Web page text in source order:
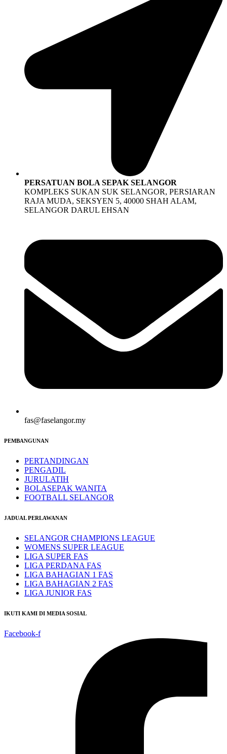
PERSATUAN BOLA SEPAK SELANGOR
KOMPLEKS SUKAN SUK SELANGOR, PERSIARAN
RAJA MUDA, SEKSYEN 5, 40000 SHAH ALAM,
SELANGOR DARUL EHSAN
fas@faselangor.my
PEMBANGUNAN
PERTANDINGAN
PENGADIL
JURULATIH
BOLASEPAK WANITA
FOOTBALL SELANGOR
JADUAL PERLAWANAN
SELANGOR CHAMPIONS LEAGUE
WOMENS SUPER LEAGUE
LIGA SUPER FAS
LIGA PERDANA FAS
LIGA BAHAGIAN 1 FAS
LIGA BAHAGIAN 2 FAS
LIGA JUNIOR FAS
IKUTI KAMI DI MEDIA SOSIAL
Facebook-f